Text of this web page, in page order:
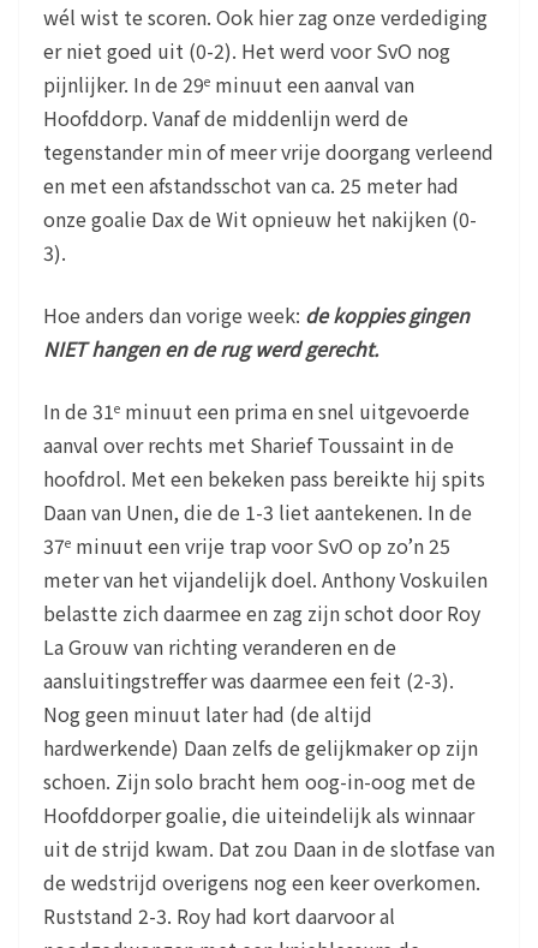
wél wist te scoren. Ook hier zag onze verdediging
er niet goed uit (0-2). Het werd voor SvO nog
pijnlijker. In de 29e minuut een aanval van
Hoofddorp. Vanaf de middenlijn werd de
tegenstander min of meer vrije doorgang verleend
en met een afstandsschot van ca. 25 meter had
onze goalie Dax de Wit opnieuw het nakijken (0-
3).
Hoe anders dan vorige week: de koppies gingen
NIET hangen en de rug werd gerecht.
In de 31e minuut een prima en snel uitgevoerde
aanval over rechts met Sharief Toussaint in de
hoofdrol. Met een bekeken pass bereikte hij spits
Daan van Unen, die de 1-3 liet aantekenen. In de
37e minuut een vrije trap voor SvO op zo’n 25
meter van het vijandelijk doel. Anthony Voskuilen
belastte zich daarmee en zag zijn schot door Roy
La Grouw van richting veranderen en de
aansluitingstreffer was daarmee een feit (2-3).
Nog geen minuut later had (de altijd
hardwerkende) Daan zelfs de gelijkmaker op zijn
schoen. Zijn solo bracht hem oog-in-oog met de
Hoofddorper goalie, die uiteindelijk als winnaar
uit de strijd kwam. Dat zou Daan in de slotfase van
de wedstrijd overigens nog een keer overkomen.
Ruststand 2-3. Roy had kort daarvoor al